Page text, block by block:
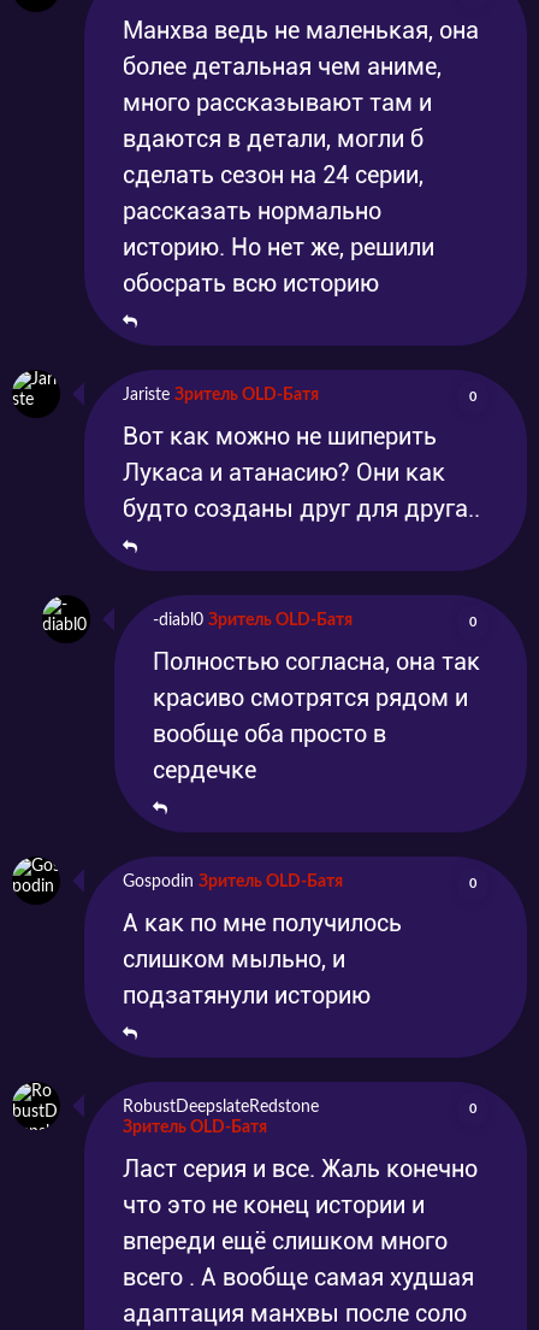
Манхва ведь не маленькая, она
более детальная чем аниме,
много рассказывают там и
вдаются в детали, могли б
сделать сезон на 24 серии,
рассказать нормально
историю. Но нет же, решили
обосрать всю историю
Jariste Зритель OLD-Батя 0
Вот как можно не шиперить
Лукаса и атанасию? Они как
будто созданы друг для друга..
-diabl0 Зритель OLD-Батя 0
Полностью согласна, она так
красиво смотрятся рядом и
вообще оба просто в
сердечке
Gospodin Зритель OLD-Батя 0
А как по мне получилось
слишком мыльно, и
подзатянули историю
RobustDeepslateRedstone
Зритель OLD-Батя
0
Ласт серия и все. Жаль конечно
что это не конец истории и
впереди ещё слишком много
всего . А вообще самая худшая
адаптация манхвы после соло